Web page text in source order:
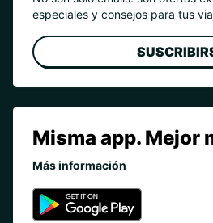
especiales y consejos para tus
Misma app. Mejor
Más información